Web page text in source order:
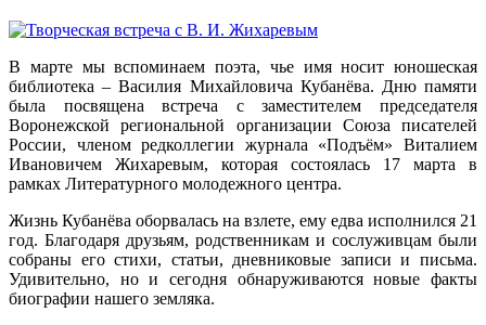
В марте мы вспоминаем поэта, чье имя носит юношеская
библиотека – Василия Михайловича Кубанёва. Дню памяти
была посвящена встреча с заместителем председателя
Воронежской региональной организации Союза писателей
России, членом редколлегии журнала «Подъём» Виталием
Ивановичем Жихаревым, которая состоялась 17 марта в
рамках Литературного молодежного центра.
Жизнь Кубанёва оборвалась на взлете, ему едва исполнился 21
год. Благодаря друзьям, родственникам и сослуживцам были
собраны его стихи, статьи, дневниковые записи и письма.
Удивительно, но и сегодня обнаруживаются новые факты
биографии нашего земляка.